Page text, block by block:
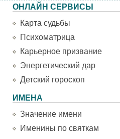
ОНЛАЙН СЕРВИСЫ
Карта судьбы
Психоматрица
Карьерное призвание
Энергетический дар
Детский гороскоп
ИМЕНА
Значение имени
Именины по святкам